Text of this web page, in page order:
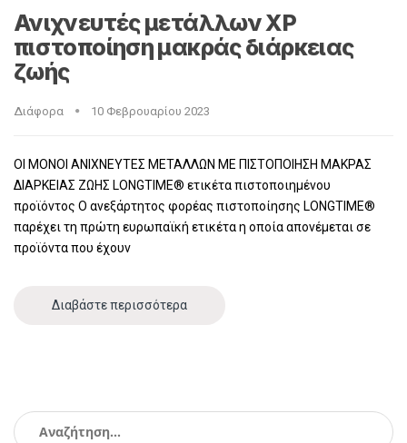
Ανιχνευτές μετάλλων XP
πιστοποίηση μακράς διάρκειας
ζωής
Διάφορα 10 Φεβρουαρίου 2023
ΟΙ ΜΟΝΟΙ ΑΝΙΧΝΕΥΤΕΣ ΜΕΤΑΛΛΩΝ ΜΕ ΠΙΣΤΟΠΟΙΗΣΗ ΜΑΚΡΑΣ
ΔΙΑΡΚΕΙΑΣ ΖΩΗΣ LONGTIME® ετικέτα πιστοποιημένου
προϊόντος Ο ανεξάρτητος φορέας πιστοποίησης LONGTIME®
παρέχει τη πρώτη ευρωπαϊκή ετικέτα η οποία απονέμεται σε
προϊόντα που έχουν
Διαβάστε περισσότερα
Αναζήτηση
για: